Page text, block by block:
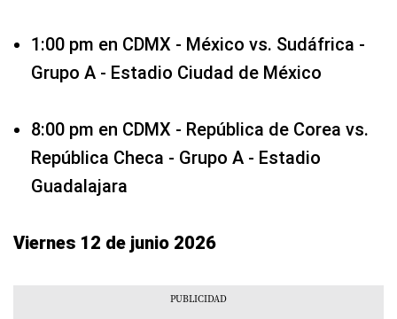
1:00 pm en CDMX - México vs. Sudáfrica -
Grupo A - Estadio Ciudad de México
8:00 pm en CDMX - República de Corea vs.
República Checa - Grupo A - Estadio
Guadalajara
Viernes 12 de junio 2026